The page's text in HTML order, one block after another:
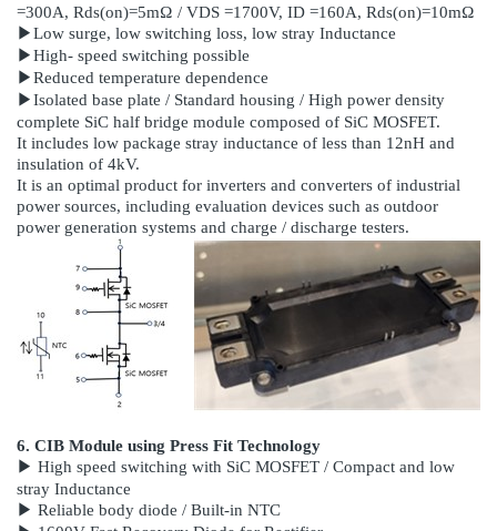
=300A, Rds(on)=5mΩ / VDS =1700V, ID =160A, Rds(on)=10mΩ
▶Low surge, low switching loss, low stray Inductance
▶High- speed switching possible
▶Reduced temperature dependence
▶Isolated base plate / Standard housing / High power density
complete SiC half bridge module composed of SiC MOSFET.
It includes low package stray inductance of less than 12nH and
insulation of 4kV.
It is an optimal product for inverters and converters of industrial
power sources, including evaluation devices such as outdoor
power generation systems and charge / discharge testers.
6. CIB Module using Press Fit Technology
▶ High speed switching with SiC MOSFET / Compact and low
stray Inductance
▶ Reliable body diode / Built-in NTC